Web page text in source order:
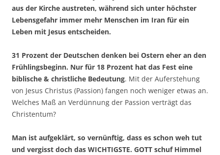
aus der Kirche austreten, während sich unter höchster
Lebensgefahr immer mehr Menschen im Iran für ein
Leben mit Jesus entscheiden.
31 Prozent der Deutschen denken bei Ostern eher an den
Frühlingsbeginn. Nur für 18 Prozent hat das Fest eine
biblische & christliche Bedeutung. Mit der Auferstehung
von Jesus Christus (Passion) fangen noch weniger etwas an.
Welches Maß an Verdünnung der Passion verträgt das
Christentum?
Man ist aufgeklärt, so vernünftig, dass es schon weh tut
und vergisst doch das WICHTIGSTE. GOTT schuf Himmel